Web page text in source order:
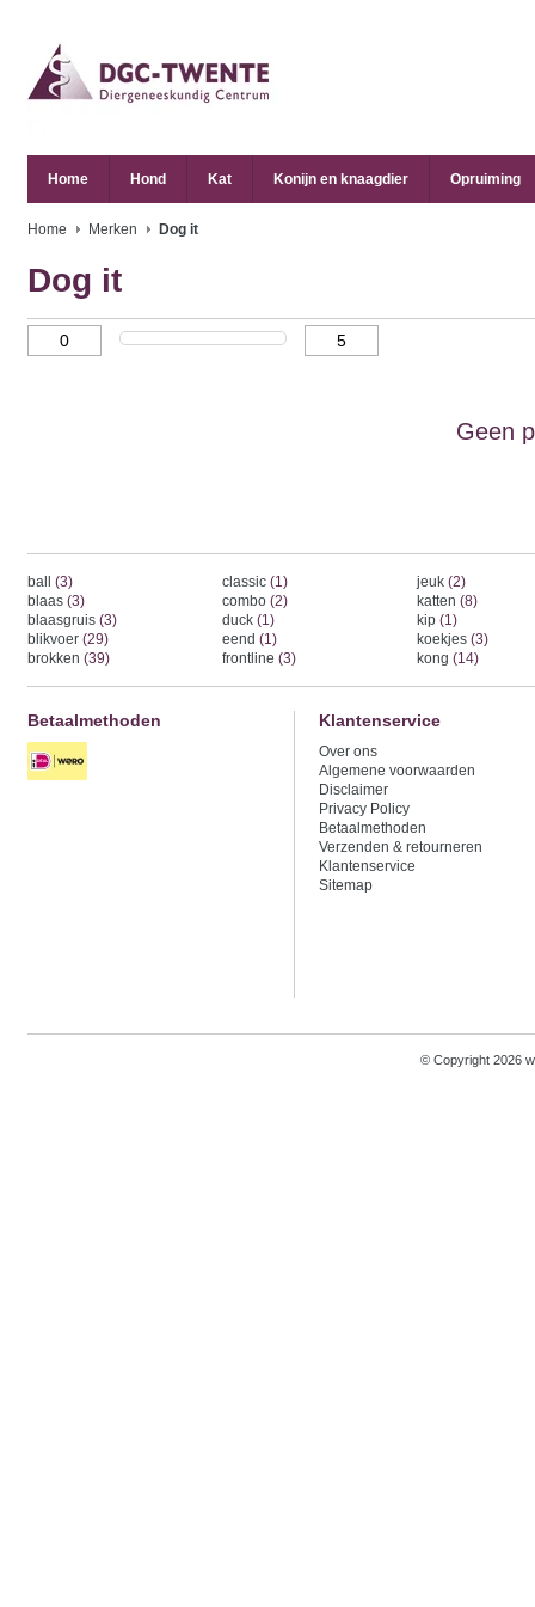
Home Hond Kat Konijn en knaagdier Opruiming
Home Merken Dog it
Dog it
Geen
ball (3)
blaas (3)
blaasgruis (3)
blikvoer (29)
brokken (39)
classic (1)
combo (2)
duck (1)
eend (1)
frontline (3)
jeuk (2)
katten (8)
kip (1)
koekjes (3)
kong (14)
Betaalmethoden Klantenservice
Over ons
Algemene voorwaarden
Disclaimer
Privacy Policy
Betaalmethoden
Verzenden & retourneren
Klantenservice
Sitemap
© Copyright 2026